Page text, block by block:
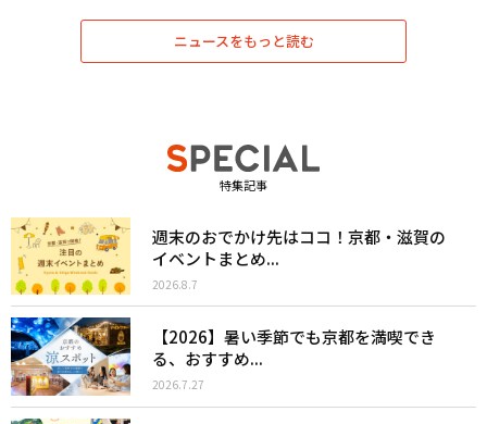
ニュースをもっと読む
特集記事
週末のおでかけ先はココ！京都・滋賀の
イベントまとめ...
2026.8.7
【2026】暑い季節でも京都を満喫でき
る、おすすめ...
2026.7.27